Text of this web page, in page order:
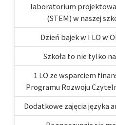
laboratorium
(STEM) w naszej
Dzień bajek w I LO w
Szkoła to nie tylko
1 LO ze wsparciem
Programu Rozwoju
Dodatkowe zajęcia języka